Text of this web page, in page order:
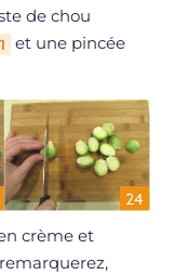
de chou
et une pincée
crème et